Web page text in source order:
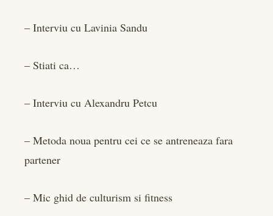
– Interviu cu Lavinia Sandu
– Stiati ca…
– Interviu cu Alexandru Petcu
– Metoda noua pentru cei ce se antreneaza fara
partener
– Mic ghid de culturism si fitness